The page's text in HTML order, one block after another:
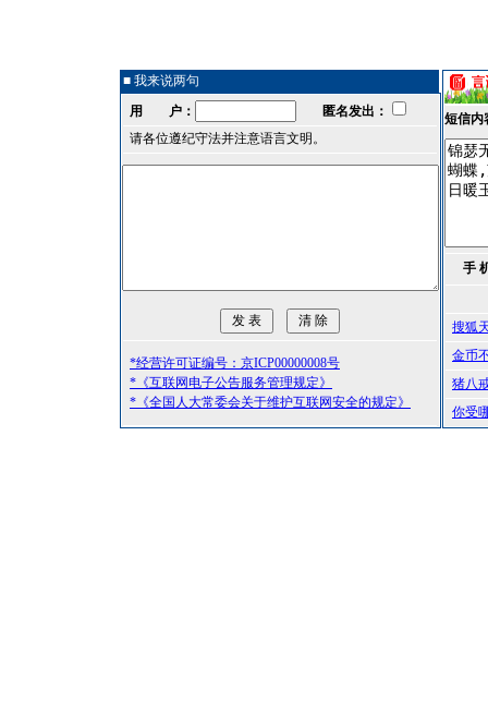
■ 我来说两句
用 户：
匿名发出：
请各位遵纪守法并注意语言文明。
*经营许可证编号：京ICP00000008号
*《互联网电子公告服务管理规定》
*《全国人大常委会关于维护互联网安全的规定》
短信内
手
搜狐
金币
猪八
你受